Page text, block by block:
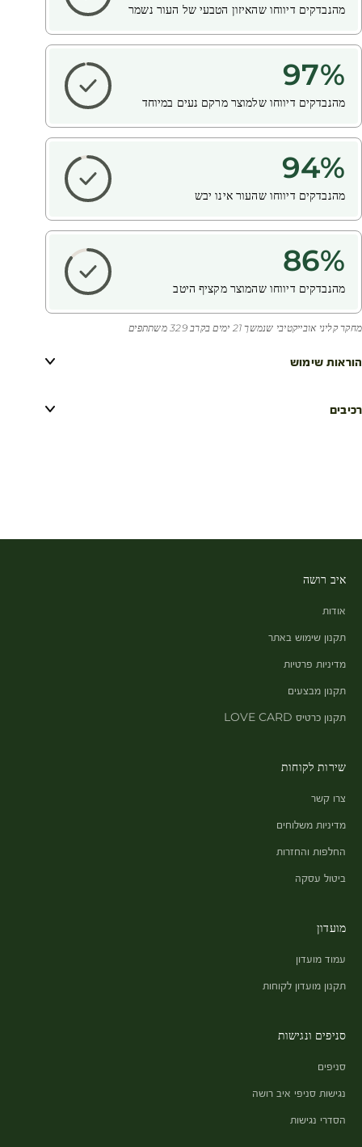
מהנבדקים דיווחו שהאיזון הטבעי של העור נשמר
97%
מהנבדקים דיווחו שלמוצר מרקם נעים במיוחד
94%
מהנבדקים דיווחו שהעור אינו יבש
86%
מהנבדקים דיווחו שהמוצר מקציף היטב
מחקר קליני אובייקטיבי שנמשך 21 ימים בקרב 329 משתתפים
הוראות שימוש
רכיבים
איב רושה
אודות
תקנון שימוש באתר
מדיניות פרטיות
תקנון מבצעים
תקנון כרטיס LOVE CARD
שירות לקוחות
צרו קשר
מדיניות משלוחים
החלפות והחזרות
ביטול עסקה
מועדון
עמוד מועדון
תקנון מועדון לקוחות
סניפים ונגישות
סניפים
נגישות סניפי איב רושה
הסדרי נגישות